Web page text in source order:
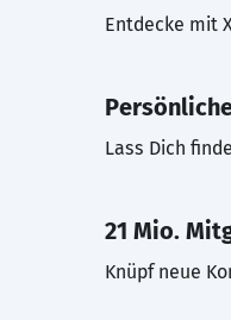
Entdecke mit
Lass Dich
21 Mio.
Knüpf neue